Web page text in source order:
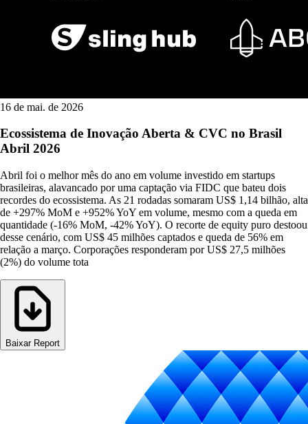
16 de mai. de 2026
Ecossistema de Inovação Aberta & CVC no Brasil
Abril 2026
Abril foi o melhor mês do ano em volume investido em startups
brasileiras, alavancado por uma captação via FIDC que bateu dois
recordes do ecossistema. As 21 rodadas somaram US$ 1,14 bilhão, alta
de +297% MoM e +952% YoY em volume, mesmo com a queda em
quantidade (-16% MoM, -42% YoY). O recorte de equity puro destoou
desse cenário, com US$ 45 milhões captados e queda de 56% em
relação a março. Corporações responderam por US$ 27,5 milhões
(2%) do volume tota
Baixar Report